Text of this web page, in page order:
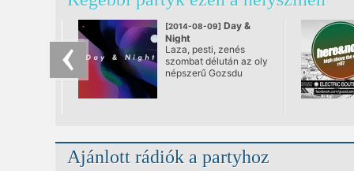
[2014-08-09] Day &
Night
@ Gozsdu Sky
Terrace
Laza, pesti, zenés
szombat délután az oly
népszerű Gozsdu
Ajánlott rádiók a partyhoz